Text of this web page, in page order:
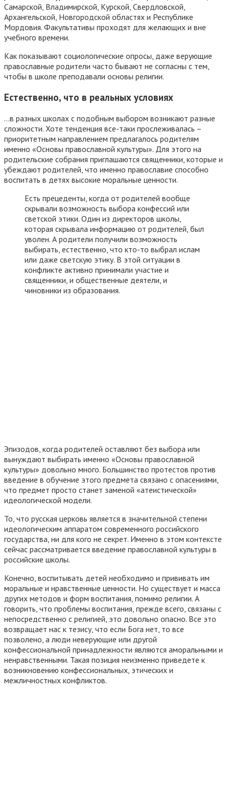
Самарской, Владимирской, Курской, Свердловской,
Архангельской, Новгородской областях и Республике
Мордовия. Факультативы проходят для желающих и вне
учебного времени.
Как показывают социологические опросы, даже верующие
православные родители часто бывают не согласны с тем,
чтобы в школе преподавали основы религии.
Естественно, что в реальных условиях
…в разных школах с подобным выбором возникают разные
сложности. Хоте тенденция все-таки прослеживалась –
приоритетным направлением предлагалось родителям
именно «Основы православной культуры». Для этого на
родительские собрания приглашаются священники, которые и
убеждают родителей, что именно православие способно
воспитать в детях высокие моральные ценности.
Есть прецеденты, когда от родителей вообще
скрывали возможность выбора конфессий или
светской этики. Один из директоров школы,
которая скрывала информацию от родителей, был
уволен. А родители получили возможность
выбирать, естественно, что кто-то выбрал ислам
или даже светскую этику. В этой ситуации в
конфликте активно принимали участие и
священники, и общественные деятели, и
чиновники из образования.
Эпизодов, когда родителей оставляют без выбора или
вынуждают выбирать именно «Основы православной
культуры» довольно много. Большинство протестов против
введение в обучение этого предмета связано с опасениями,
что предмет просто станет заменой «атеистической»
идеологической модели.
То, что русская церковь является в значительной степени
идеологическим аппаратом современного российского
государства, ни для кого не секрет. Именно в этом контексте
сейчас рассматривается введение православной культуры в
российские школы.
Конечно, воспитывать детей необходимо и прививать им
моральные и нравственные ценности. Но существует и масса
других методов и форм воспитания, помимо религии. А
говорить, что проблемы воспитания, прежде всего, связаны с
непосредственно с религией, это довольно опасно. Все это
возвращает нас к тезису, что если Бога нет, то все
позволено, а люди неверующие или другой
конфессиональной принадлежности являются аморальными и
ненравственными. Такая позиция неизменно приведете к
возникновению конфессиональных, этических и
межличностных конфликтов.